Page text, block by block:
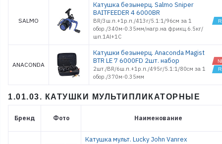
SALMO
Катушка безынерц. Salmo Sniper
BAITFEEDER 4 6000BR
BR/3ш.п.+1р.п./413г/5.1:1/96см за 1
обор./340м-0.35мм/нагр.на фрикц.6.5кг/
шп.1Al+1C
ANACONDA
Катушки безынерц. Anaсonda Magist
BTR LE 7 6000FD 2шт. набор
2шт./BR/6ш.п.+1р.п./495г/5.1:1/80cм за 1
обор./370м-0.35мм
1.01.03. КАТУШКИ МУЛЬТИПЛИКАТОРНЫЕ
Бренд Фото Наименование
Катушка мульт. Lucky John Vanrex